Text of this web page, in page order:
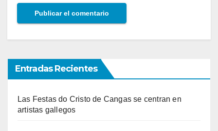
Entradas Recientes
Las Festas do Cristo de Cangas se centran en
artistas gallegos